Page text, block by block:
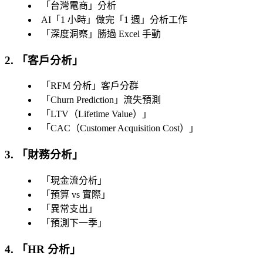
「 台灣電商 」分析
AI「 1 小時 」做完「 1 週 」分析工作
「 深度洞察 」勝過 Excel 手動
2. 「客戶分析 」
「 RFM 分析 」客戶分群
「 Churn Prediction 」流失預測
「 LTV（Lifetime Value）
」
「 CAC（Customer Acquisition Cost） 」
3. 「 財務分析 」
「 現金流分析 」
「 預算 vs 實際 」
「 異常支出 」
「 預測下一季 」
4. 「HR 分析 」